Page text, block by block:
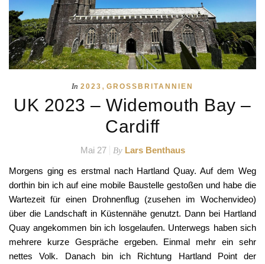
In 2023 , GROSSBRITANNIEN
UK 2023 – Widemouth Bay –
Cardiff
Mai 27 By Lars Benthaus
Morgens ging es erstmal nach Hartland Quay. Auf dem Weg
dorthin bin ich auf eine mobile Baustelle gestoßen und habe die
Wartezeit für einen Drohnenflug (zusehen im Wochenvideo)
über die Landschaft in Küstennähe genutzt. Dann bei Hartland
Quay angekommen bin ich losgelaufen. Unterwegs haben sich
mehrere kurze Gespräche ergeben. Einmal mehr ein sehr
nettes Volk. Danach bin ich Richtung Hartland Point der